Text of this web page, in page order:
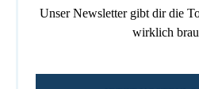
Unser Newsletter gibt dir die
wirklich